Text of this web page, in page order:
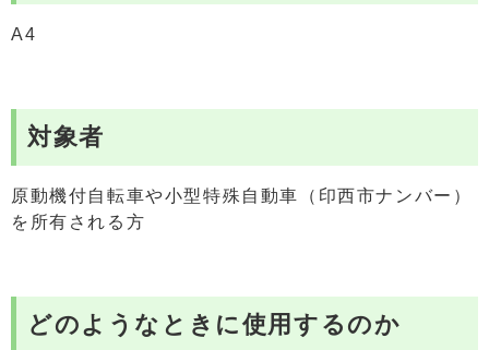
A4
対象者
原動機付自転車や小型特殊自動車（印西市ナンバー）
を所有される方
どのようなときに使用するのか